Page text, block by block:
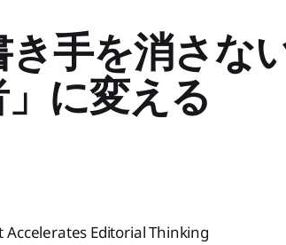
手を消さな
に変える
Editorial Thinking